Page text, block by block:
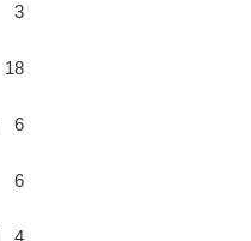
3
18
6
6
4